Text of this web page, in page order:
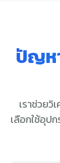
ปัญห
เราช่วยวิ
เลือกใช้อุป